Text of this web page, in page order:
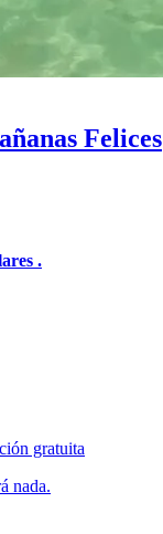
Felices
.
gratuita
nada.